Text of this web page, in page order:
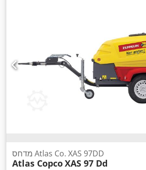
מדחס Atlas Co. XAS 97DD
Atlas CopcoXAS 97 Dd